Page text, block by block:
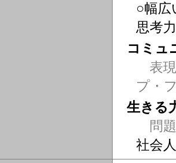
○幅広
思考力
コミュ
表現
プ・
生きる
問題
社会